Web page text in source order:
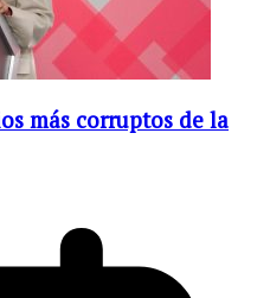
más corruptos de la